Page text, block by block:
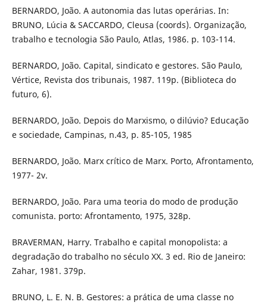
BERNARDO, João. A autonomia das lutas operárias. In:
BRUNO, Lúcia & SACCARDO, Cleusa (coords). Organização,
trabalho e tecnologia São Paulo, Atlas, 1986. p. 103-114.
BERNARDO, João. Capital, sindicato e gestores. São Paulo,
Vértice, Revista dos tribunais, 1987. 119p. (Biblioteca do
futuro, 6).
BERNARDO, João. Depois do Marxismo, o dilúvio? Educação
e sociedade, Campinas, n.43, p. 85-105, 1985
BERNARDO, João. Marx crítico de Marx. Porto, Afrontamento,
1977- 2v.
BERNARDO, João. Para uma teoria do modo de produção
comunista. porto: Afrontamento, 1975, 328p.
BRAVERMAN, Harry. Trabalho e capital monopolista: a
degradação do trabalho no século XX. 3 ed. Rio de Janeiro:
Zahar, 1981. 379p.
BRUNO, L. E. N. B. Gestores: a prática de uma classe no